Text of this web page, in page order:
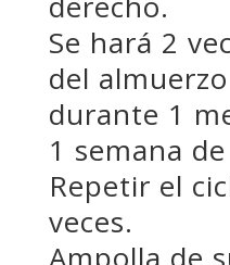
Se hará 2
del
durante 1
1 semana
Repetir el
veces.